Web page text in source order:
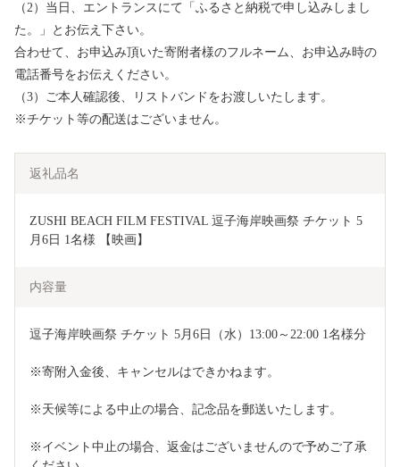
（2）当日、エントランスにて「ふるさと納税で申し込みしまし
た。」とお伝え下さい。
合わせて、お申込み頂いた寄附者様のフルネーム、お申込み時の
電話番号をお伝えください。
（3）ご本人確認後、リストバンドをお渡しいたします。
※チケット等の配送はございません。
返礼品名
ZUSHI BEACH FILM FESTIVAL 逗子海岸映画祭 チケット 5
月6日 1名様 【映画】
内容量
逗子海岸映画祭 チケット 5月6日（水）13:00～22:00 1名様分
※寄附入金後、キャンセルはできかねます。
※天候等による中止の場合、記念品を郵送いたします。
※イベント中止の場合、返金はございませんので予めご了承